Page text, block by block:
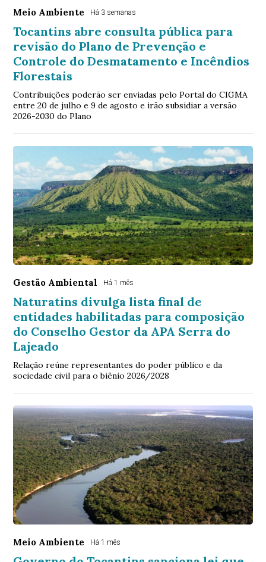
Meio Ambiente Há 3 semanas
Tocantins abre consulta pública para
revisão do Plano de Prevenção e
Controle do Desmatamento e Incêndios
Florestais
Contribuições poderão ser enviadas pelo Portal do CIGMA
entre 20 de julho e 9 de agosto e irão subsidiar a versão
2026-2030 do Plano
Gestão Ambiental Há 1 mês
Naturatins divulga lista final de
entidades habilitadas para composição
do Conselho Gestor da APA Serra do
Lajeado
Relação reúne representantes do poder público e da
sociedade civil para o biênio 2026/2028
Meio Ambiente Há 1 mês